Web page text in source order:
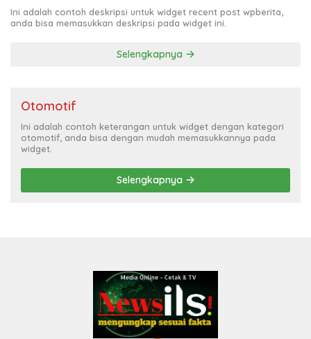
Ini adalah contoh deskripsi untuk widget recent post wpberita,
anda bisa memasukkan deskripsi pada widget ini.
Selengkapnya
Otomotif
Ini adalah contoh keterangan untuk widget dengan kategori
otomotif, anda bisa dengan mudah memasukkannya pada
widget.
Selengkapnya